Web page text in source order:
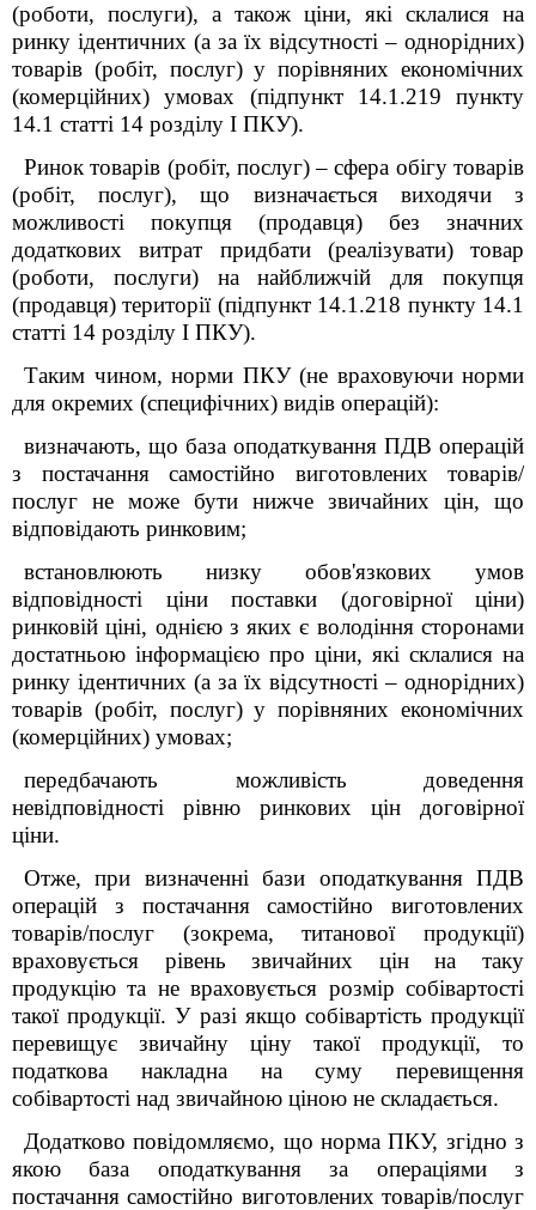
(роботи, послуги), а також ціни, які склалися на
ринку ідентичних (а за їх відсутності – однорідних)
товарів (робіт, послуг) у порівняних економічних
(комерційних) умовах (підпункт 14.1.219 пункту
14.1 статті 14 розділу I ПКУ).
Ринок товарів (робіт, послуг) – сфера обігу товарів
(робіт, послуг), що визначається виходячи з
можливості покупця (продавця) без значних
додаткових витрат придбати (реалізувати) товар
(роботи, послуги) на найближчій для покупця
(продавця) території (підпункт 14.1.218 пункту 14.1
статті 14 розділу I ПКУ).
Таким чином, норми ПКУ(не враховуючи норми
для окремих (специфічних) видів операцій):
визначають, що база оподаткування ПДВ операцій
з постачання самостійно виготовлених товарів/
послуг не може бути нижче звичайних цін, що
відповідають ринковим;
встановлюють низку обов'язкових умов
відповідності ціни поставки (договірної ціни)
ринковій ціні, однією з яких є володіння сторонами
достатньою інформацією про ціни, які склалися на
ринку ідентичних (а за їх відсутності – однорідних)
товарів (робіт, послуг) у порівняних економічних
(комерційних) умовах;
передбачають можливість доведення
невідповідності рівню ринкових цін договірної
ціни.
Отже,при визначенні бази оподаткування ПДВ
операцій з постачання самостійно виготовлених
товарів/послуг (зокрема, титанової продукції)
враховується рівень звичайних цін на таку
продукцію та не враховується розмір собівартості
такої продукції. У разі якщо собівартість продукції
перевищує звичайну ціну такої продукції, то
податкова накладна на суму перевищення
собівартості над звичайною ціною не складається.
Додатково повідомляємо, що норма ПКУ, згідно з
якою база оподаткування за операціями з
постачання самостійно виготовлених товарів/послуг